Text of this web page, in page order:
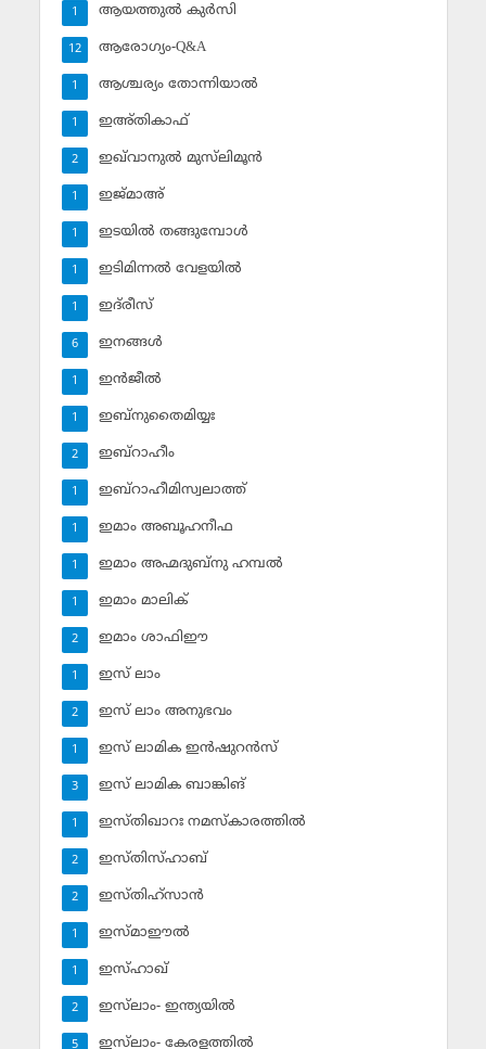
ആയത്തുല്‍ കുര്‍സി
1
ആരോഗ്യം-Q&A
12
ആശ്ചര്യം തോന്നിയാല്‍
1
ഇഅ്തികാഫ്‌
1
ഇഖ്‌വാനുല്‍ മുസ്‌ലിമൂന്‍
2
ഇജ്മാഅ്
1
ഇടയില്‍ തങ്ങുമ്പോള്‍
1
ഇടിമിന്നല്‍ വേളയില്‍
1
ഇദ്‌രീസ്‌
1
ഇനങ്ങള്‍
6
ഇന്‍ജീല്‍
1
ഇബ്‌നുതൈമിയ്യഃ
1
ഇബ്‌റാഹീം
2
ഇബ്‌റാഹീമിസ്വലാത്ത്
1
ഇമാം അബൂഹനീഫ
1
ഇമാം അഹ്മദുബ്‌നു ഹമ്പല്‍
1
ഇമാം മാലിക്
1
ഇമാം ശാഫിഈ
2
ഇസ് ലാം
1
ഇസ് ലാം അനുഭവം
2
ഇസ് ലാമിക ഇന്‍ഷുറന്‍സ്‌
1
ഇസ് ലാമിക ബാങ്കിങ്‌
3
ഇസ്തിഖാറഃ നമസ്‌കാരത്തില്‍
1
ഇസ്തിസ്ഹാബ്
2
ഇസ്തിഹ്‌സാന്‍
2
ഇസ്മാഈല്‍
1
ഇസ്ഹാഖ്‌
1
ഇസ്‌ലാം- ഇന്ത്യയില്‍
2
ഇസ്‌ലാം- കേരളത്തില്‍
5